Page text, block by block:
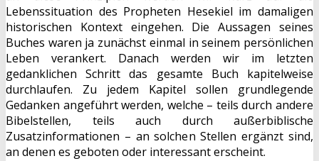
Lebenssituation des Propheten Hesekiel im damaligen
historischen Kontext eingehen. Die Aussagen seines
Buches waren ja zunächst einmal in seinem persönlichen
Leben verankert. Danach werden wir im letzten
gedanklichen Schritt das gesamte Buch kapitelweise
durchlaufen. Zu jedem Kapitel sollen grundlegende
Gedanken angeführt werden, welche – teils durch andere
Bibelstellen, teils auch durch außerbiblische
Zusatzinformationen – an solchen Stellen ergänzt sind,
an denen es geboten oder interessant erscheint.